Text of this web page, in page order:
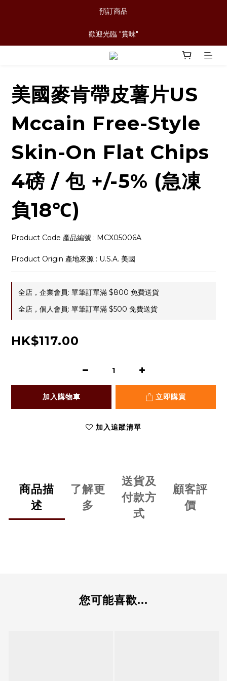
預訂商品
歡迎光臨 "賞味"
美國麥肯帶皮薯片US
Mccain Free-Style
Skin-On Flat Chips
4磅 / 包 +/-5% (急凍
負18℃)
Product Code 產品編號 : MCX05006A
Product Origin 產地來源 : U.S.A. 美國
全店，企業會員: 單筆訂單滿 $800 免費送貨
全店，個人會員: 單筆訂單滿 $500 免費送貨
HK$117.00
加入購物車 立即購買
加入追蹤清單
商品描
述
了解更
多
送貨及
付款方
式
顧客評
價
您可能喜歡...